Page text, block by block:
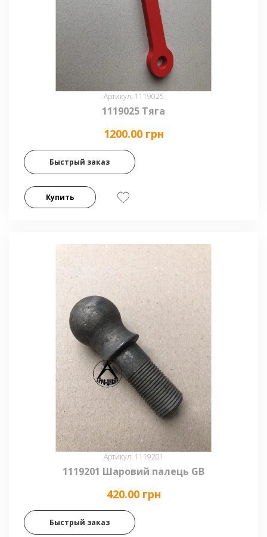
Артикул: 1119025
1119025 Тяга
1200.00 грн
Быстрый заказ
Купить
Артикул: 1119201
1119201 Шаровий палець GB
420.00 грн
Быстрый заказ